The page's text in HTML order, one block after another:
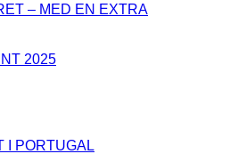
– MED EN EXTRA
2025
I PORTUGAL